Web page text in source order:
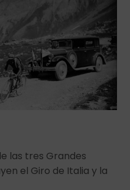
las tres Grandes
el Giro de Italia y la